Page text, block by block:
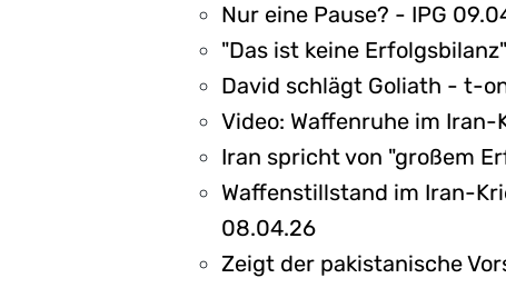
Nur eine Pause? - IPG
"Das ist keine
David schlägt Goliath - t-
Video: Waffenruhe im
Iran spricht von "großem
Waffenstillstand im Iran-
08.04.26
Zeigt der pakistanische